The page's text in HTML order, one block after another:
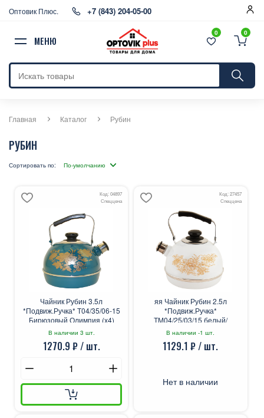
Оптовик Плюс. +7 (843) 204-05-00
МЕНЮ
0 0
Главная Каталог Рубин
РУБИН
Сортировать по:
Код: 04897
Спеццена
Чайник Рубин 3.5л
*Подвиж.Ручка* Т04/35/06-15
Бирюзовый Олимпия (х4)
В наличии 3 шт.
1270.9 ₽ / шт.
Код: 27457
Спеццена
яя Чайник Рубин 2.5л
*Подвиж.Ручка*
ТМ04/25/03/15 белый/
олимпия
В наличии -1 шт.
1129.1 ₽ / шт.
Нет в наличии